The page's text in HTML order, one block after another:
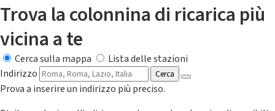
Trova la colonnina di ricarica più
vicina a te
Cerca sulla mappa
Lista delle stazioni
Indirizzo
Cerca
Prova a inserire un indirizzo più preciso.